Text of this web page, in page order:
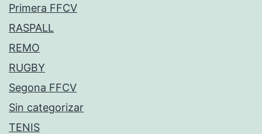
Primera FFCV
RASPALL
REMO
RUGBY
Segona FFCV
Sin categorizar
TENIS